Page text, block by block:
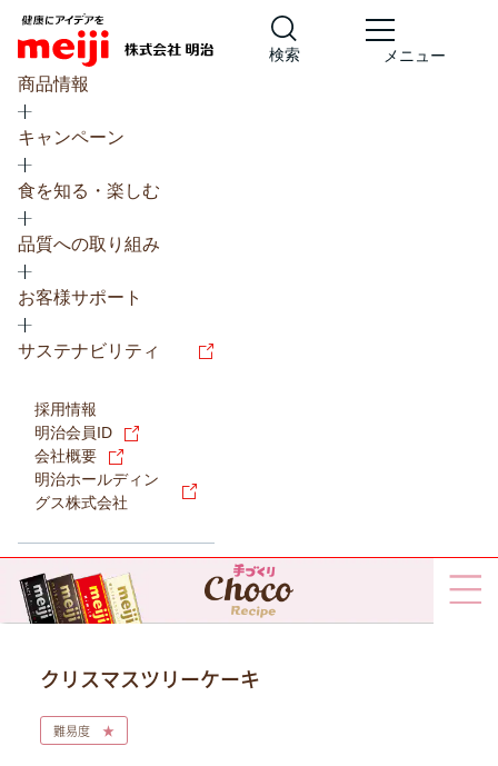
検索 メニュー
商品情報
キャンペーン
食を知る・楽しむ
品質への取り組み
お客様サポート
サステナビリティ
採用情報
明治会員ID
会社概要
明治ホールディン
グス株式会社
クリスマスツリーケーキ
難易度 ★